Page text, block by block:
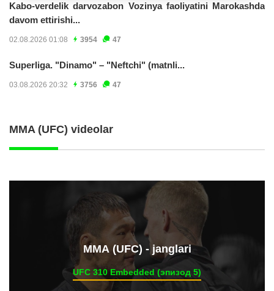
Kabo-verdelik darvozabon Vozinya faoliyatini Marokashda
davom ettirishi...
02.08.2026 01:08 3954 47
Superliga. "Dinamo" – "Neftchi" (matnli...
03.08.2026 20:32 3756 47
MMA (UFC) videolar
ММА (UFC) - janglari
UFC 310 Embedded (эпизод 5)